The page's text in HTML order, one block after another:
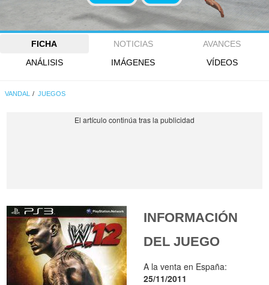
FICHA NOTICIAS
AVANCES
ANÁLISIS
IMÁGENES VÍDEOS
VANDAL JUEGOS
INFORMACIÓN
DEL JUEGO
A la venta en España:
25/11/2011